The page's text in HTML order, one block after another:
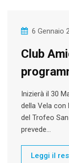
6 Gennaio
Club
Inizierà il 30
della Vela con
del Trofeo
prevede…
Leggi il